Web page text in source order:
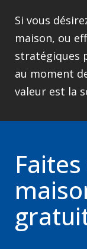
Si vous
maison, ou
stratégiques
au moment
valeur est la